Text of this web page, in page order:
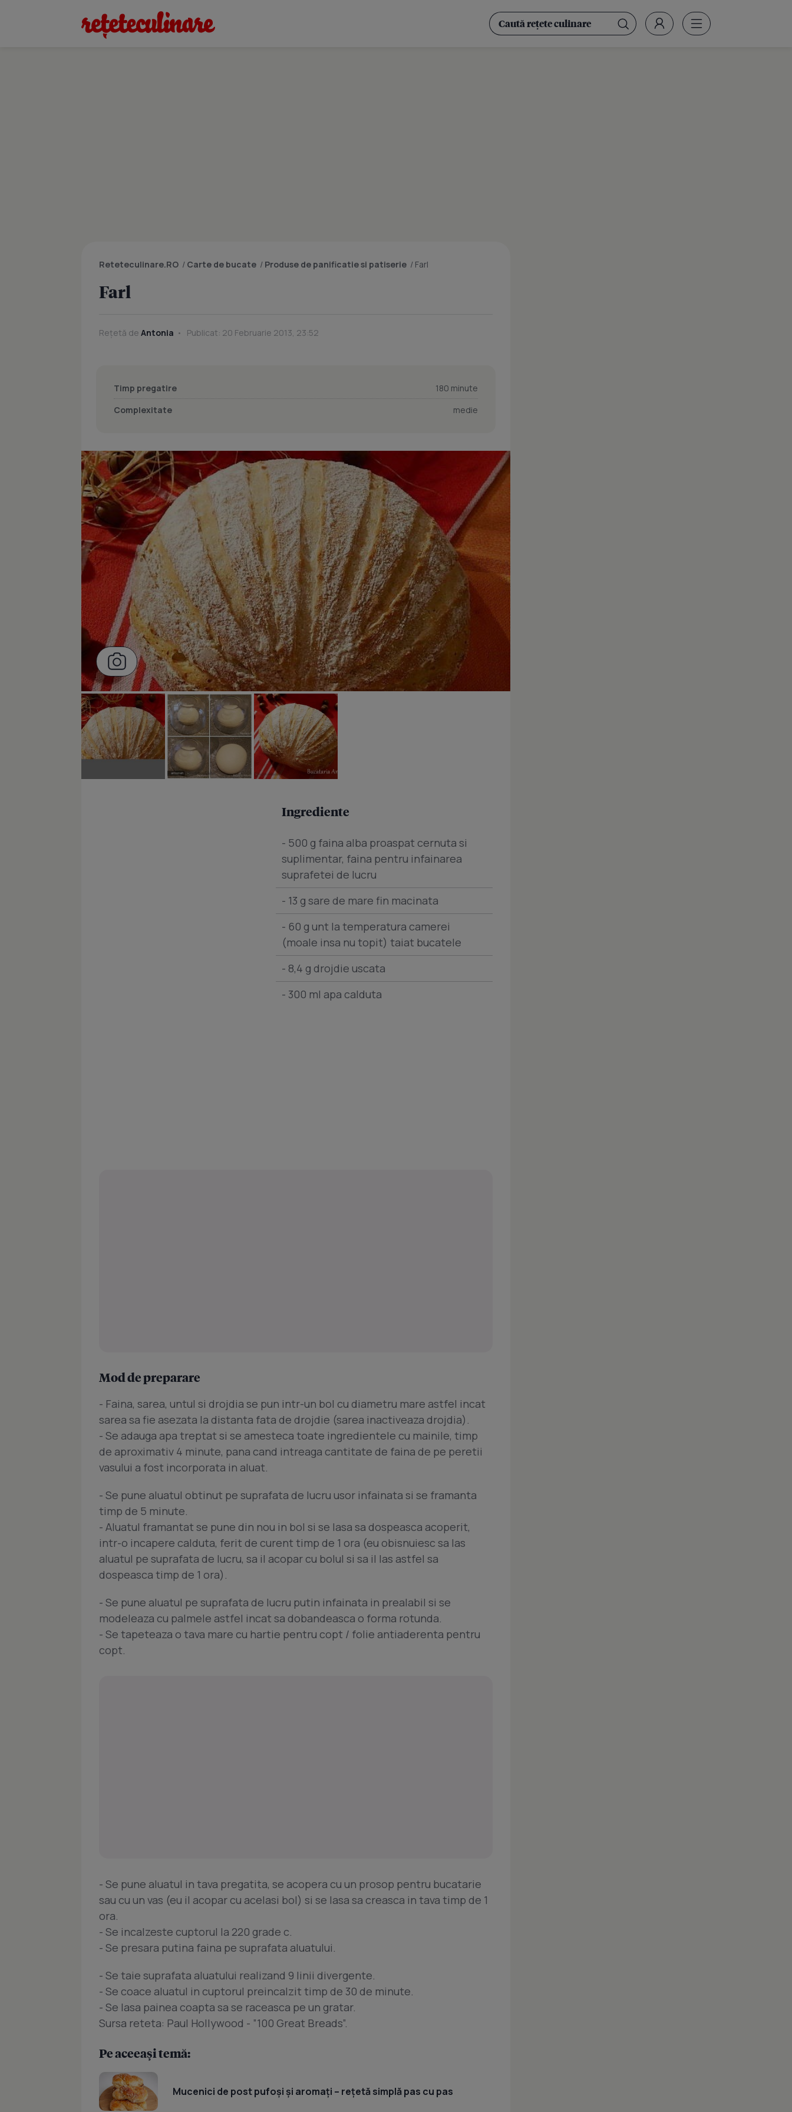
Reteteculinare.RO / Carte de bucate / Produse de panificatie si patiserie / Farl
Farl
Rețetă de Antonia Publicat: 20 Februarie 2013, 23:52
Timp pregatire
180 minute
Complexitate
medie
Ingrediente
- 500 g faina alba proaspat cernuta si
suplimentar, faina pentru infainarea
suprafetei de lucru
- 13 g sare de mare fin macinata
- 60 g unt la temperatura camerei
(moale insa nu topit) taiat bucatele
- 8,4 g drojdie uscata
- 300 ml apa calduta
Mod de preparare
- Faina, sarea, untul si drojdia se pun intr-un bol cu diametru mare astfel incat
sarea sa fie asezata la distanta fata de drojdie (sarea inactiveaza drojdia).
- Se adauga apa treptat si se amesteca toate ingredientele cu mainile, timp
de aproximativ 4 minute, pana cand intreaga cantitate de faina de pe peretii
vasului a fost incorporata in aluat.
- Se pune aluatul obtinut pe suprafata de lucru usor infainata si se framanta
timp de 5 minute.
- Aluatul framantat se pune din nou in bol si se lasa sa dospeasca acoperit,
intr-o incapere calduta, ferit de curent timp de 1 ora (eu obisnuiesc sa las
aluatul pe suprafata de lucru, sa il acopar cu bolul si sa il las astfel sa
dospeasca timp de 1 ora).
- Se pune aluatul pe suprafata de lucru putin infainata in prealabil si se
modeleaza cu palmele astfel incat sa dobandeasca o forma rotunda.
- Se tapeteaza o tava mare cu hartie pentru copt / folie antiaderenta pentru
copt.
- Se pune aluatul in tava pregatita, se acopera cu un prosop pentru bucatarie
sau cu un vas (eu il acopar cu acelasi bol) si se lasa sa creasca in tava timp de 1
ora.
- Se incalzeste cuptorul la 220 grade c.
- Se presara putina faina pe suprafata aluatului.
- Se taie suprafata aluatului realizand 9 linii divergente.
- Se coace aluatul in cuptorul preincalzit timp de 30 de minute.
- Se lasa painea coapta sa se raceasca pe un gratar.
Sursa reteta: Paul Hollywood - ”100 Great Breads”.
Pe aceeași temă:
Mucenici de post pufoși și aromați – rețetă simplă pas cu pas